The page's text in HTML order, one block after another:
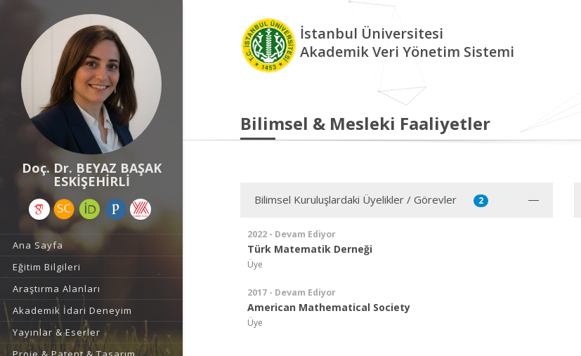
Doç. Dr. BEYAZ BAŞAK
ESKİŞEHİRLİ
Ana Sayfa
Eğitim Bilgileri
Araştırma Alanları
Akademik İdari Deneyim
Yayınlar & Eserler
İstanbul Üniversitesi
Akademik Veri Yönetim Sistemi
Bilimsel & Mesleki Faaliyetler
Bilimsel Kuruluşlardaki Üyelikler / Görevler 2
2022 - Devam Ediyor
Türk Matematik Derneği
Üye
2017 - Devam Ediyor
American Mathematical Society
Üye